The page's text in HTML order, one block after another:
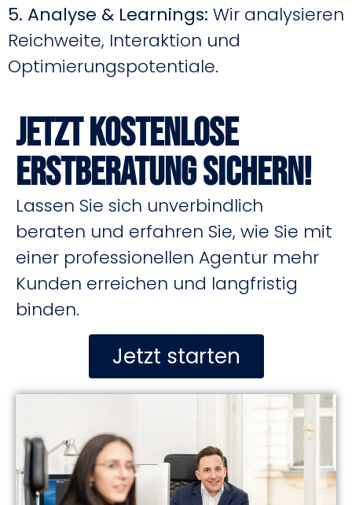
5. Analyse & Learnings: Wir analysieren
Reichweite, Interaktion und
Optimierungspotentiale.
Jetzt kostenlose
Erstberatung sichern!
Lassen Sie sich unverbindlich
beraten und erfahren Sie, wie Sie mit
einer professionellen Agentur mehr
Kunden erreichen und langfristig
binden.
Jetzt starten